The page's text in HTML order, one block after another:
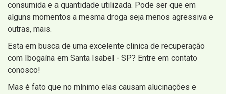
consumida e a quantidade utilizada. Pode ser que em
alguns momentos a mesma droga seja menos agressiva e
outras, mais.
Esta em busca de uma excelente clinica de recuperação
com Ibogaína em Santa Isabel - SP? Entre em contato
conosco!
Mas é fato que no mínimo elas causam alucinações e